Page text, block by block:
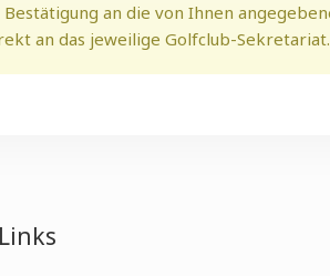
an die von Ihnen
an das jeweilige Golfclub-Sekretariat.
Links